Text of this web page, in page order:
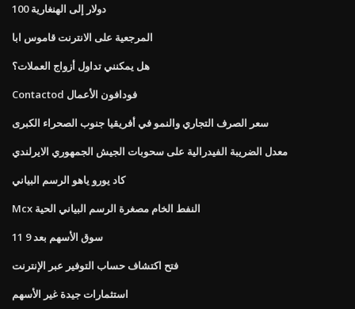
100 دولار إلى الهنغارية
المرجعية على الانترنت قاموس ابا
هل يمكنني تداول أزواج العملات؟
Contactod فودافون الأعمال
سعر الصرف التجاري والنمو في أفريقيا جنوب الصحراء الكبرى
معدل الضريبة الفيدرالية على سحوبات الجيش الجمهوري الايرلندي
كاد يورو ياهو الرسم البياني
Mcx النفط الخام مصغرة الرسم البياني الحية
سوق الأسهم بعد 9 11
فتح اكتشاف حساب التوفير عبر الإنترنت
استثمارات جيدة غير الأسهم